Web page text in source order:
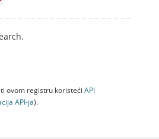
ovom registru koristeći API
API-jа).